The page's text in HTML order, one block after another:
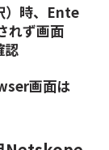
）時、Ente
れず画面
認
画面は